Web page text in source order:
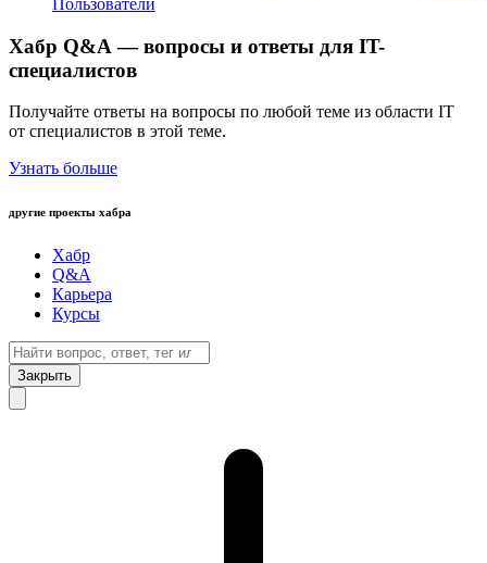
Пользователи
Хабр Q&A — вопросы и ответы для IT-
специалистов
Получайте ответы на вопросы по любой теме из области IT
от специалистов в этой теме.
Узнать больше
другие проекты хабра
Хабр
Q&A
Карьера
Курсы
Закрыть